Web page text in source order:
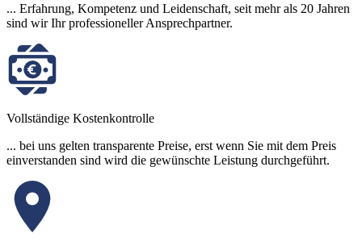
... Erfahrung, Kompetenz und Leidenschaft, seit mehr als 20 Jahren
sind wir Ihr professioneller Ansprechpartner.
Vollständige Kostenkontrolle
... bei uns gelten transparente Preise, erst wenn Sie mit dem Preis
einverstanden sind wird die gewünschte Leistung durchgeführt.